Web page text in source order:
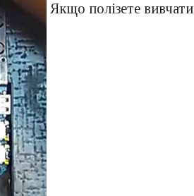
Якщо полізете вивчати